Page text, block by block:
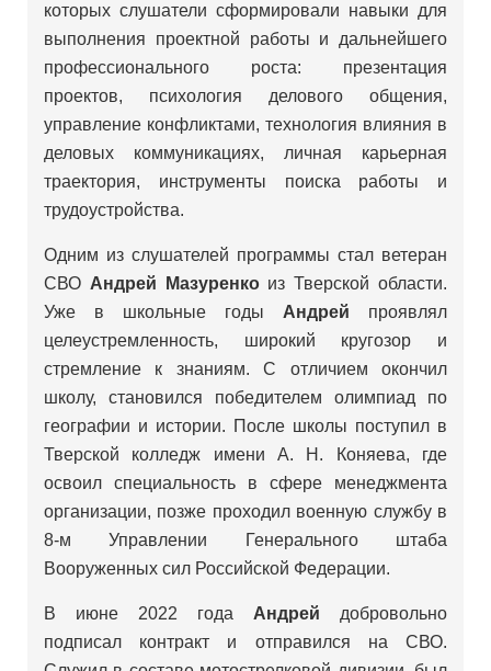
которых слушатели сформировали навыки для
выполнения проектной работы и дальнейшего
профессионального роста: презентация
проектов, психология делового общения,
управление конфликтами, технология влияния в
деловых коммуникациях, личная карьерная
траектория, инструменты поиска работы и
трудоустройства.
Одним из слушателей программы стал ветеран
СВО Андрей Мазуренко из Тверской области.
Уже в школьные годы Андрей проявлял
целеустремленность, широкий кругозор и
стремление к знаниям. С отличием окончил
школу, становился победителем олимпиад по
географии и истории. После школы поступил в
Тверской колледж имени А. Н. Коняева, где
освоил специальность в сфере менеджмента
организации, позже проходил военную службу в
8-м Управлении Генерального штаба
Вооруженных сил Российской Федерации.
В июне 2022 года Андрей добровольно
подписал контракт и отправился на СВО.